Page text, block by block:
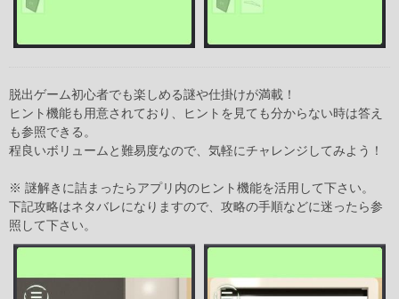
脱出ゲーム初心者でも楽しめる謎や仕掛けが満載！
ヒント機能も用意されており、ヒントを見ても分からない時は答え
も参照できる。
程良いボリュームと難易度なので、気軽にチャレンジしてみよう！
※ 謎解きに詰まったらアプリ内のヒント機能を活用して下さい。
下記攻略はネタバレになりますので、攻略の手順などに迷ったら参
照して下さい。